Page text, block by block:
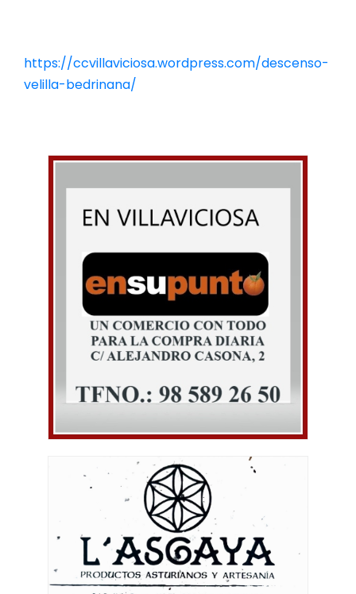
https://ccvillaviciosa.wordpress.com/descenso-
velilla-bedrinana/